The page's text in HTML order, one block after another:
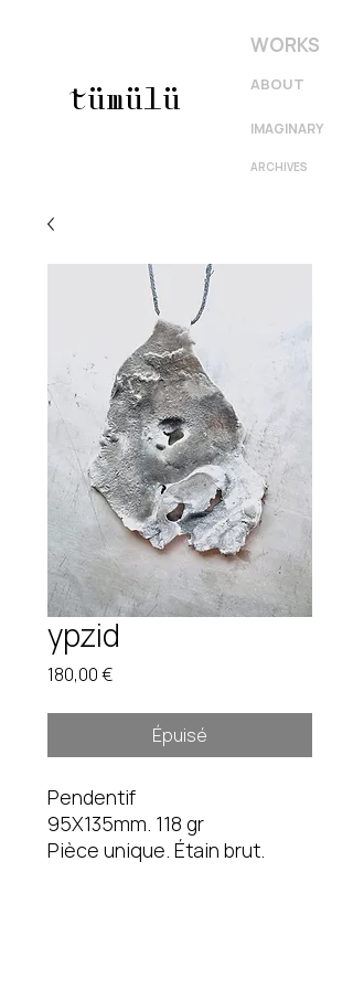
WORKS
tümülü
ARCHIVES
IMAGINARY
ABOUT
ypzid
180,00 €
Épuisé
Pendentif
95X135mm. 118 gr
Pièce unique. Étain brut.